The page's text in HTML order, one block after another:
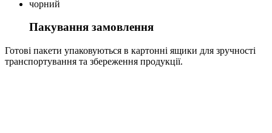
чорний
Пакування замовлення
Готові пакети упаковуються в картонні ящики для зручності
транспортування та збереження продукції.